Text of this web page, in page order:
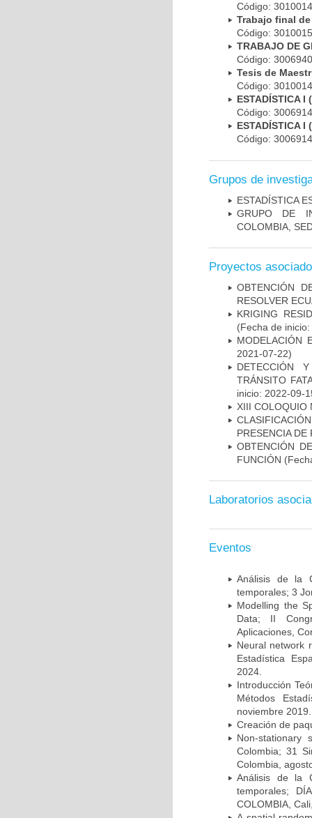
Código:
Trabajo final de
Código:
TRABAJO DE
Código:
Tesis de
Código:
ESTADÍSTICA I
Código:
ESTADÍSTICA I
Código:
Grupos de
ESTADÍSTICA
GRUPO DE
COLOMBIA,
Proyectos
OBTENCIÓN
RESOLVER
KRIGING
(Fecha de
MODELACIÓN
2021-07-22)
DETECCIÓN
TRÁNSITO
inicio: 2022-09-
XIII COLOQUIO
PRESENCIA DE
OBTENCIÓN
FUNCIÓN
Laboratorios
Eventos
Análisis de la
temporales; 3
Modelling the
Data; II
Aplicaciones,
Neural network
Estadística
2024.
Introducción
Métodos
noviembre 2019.
Creación de
Non-stationary
Colombia; 31
Colombia,
Análisis de la
temporales;
COLOMBIA,